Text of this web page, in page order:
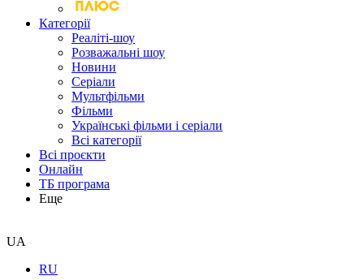
Категорії
Реаліті-шоу
Розважальні шоу
Новини
Серіали
Мультфільми
Фільми
Українські фільми і серіали
Всі категорії
Всі проєкти
Онлайн
ТБ програма
Еще
UA
RU